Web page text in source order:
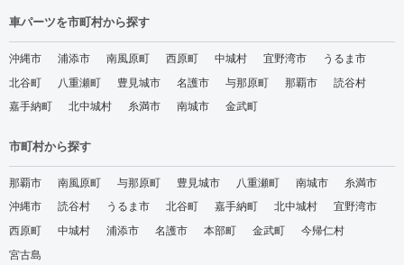
車パーツを市町村から探す
沖縄市 浦添市 南風原町 西原町 中城村 宜野湾市
うるま市
北谷町
八重瀬町 豊見城市 名護市 与那原町 那覇市
読谷村
嘉手納町
北中城村 糸満市 南城市 金武町
市町村から探す
那覇市 南風原町 与那原町 豊見城市 八重瀬町 南城市
糸満市
沖縄市
読谷村 うるま市 北谷町 嘉手納町 北中城村
宜野湾市
西原町
中城村 浦添市 名護市 本部町 金武町
今帰仁村
宮古島